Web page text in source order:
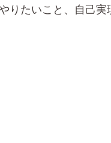
りたいこと、自己実